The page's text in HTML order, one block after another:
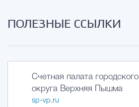
ПОЛЕЗНЫЕ ССЫЛКИ
Счетная палата городского
округа Верхняя Пышма
sp-vp.ru